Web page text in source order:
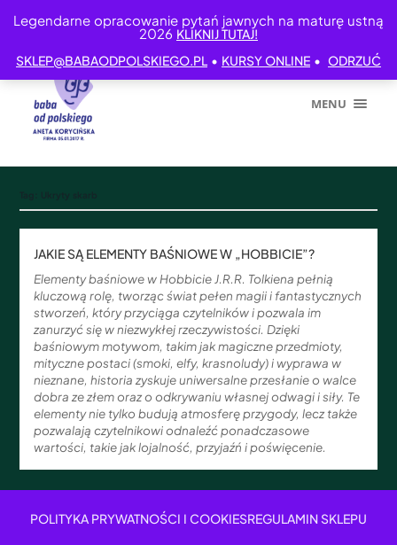
Legendarne opracowanie pytań jawnych na maturę ustną
2026 KLIKNIJ TUTAJ!
SKLEP@BABAODPOLSKIEGO.PL • KURSY ONLINE • ODRZUĆ
MENU
JAKIE SĄ ELEMENTY BAŚNIOWE W „HOBBICIE”?
Elementy baśniowe w Hobbicie J.R.R. Tolkiena pełnią
kluczową rolę, tworząc świat pełen magii i fantastycznych
stworzeń, który przyciąga czytelników i pozwala im
zanurzyć się w niezwykłej rzeczywistości. Dzięki
baśniowym motywom, takim jak magiczne przedmioty,
mityczne postaci (smoki, elfy, krasnoludy) i wyprawa w
nieznane, historia zyskuje uniwersalne przesłanie o walce
dobra ze złem oraz o odkrywaniu własnej odwagi i siły. Te
elementy nie tylko budują atmosferę przygody, lecz także
pozwalają czytelnikowi odnaleźć ponadczasowe
wartości, takie jak lojalność, przyjaźń i poświęcenie.
POLITYKA PRYWATNOŚCI I COOKIESREGULAMIN SKLEPU